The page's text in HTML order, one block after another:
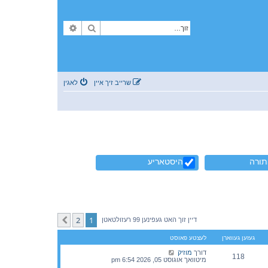
זוך
לאגין שרייב זיך איין
היסטאריע
דיין זוך האט געפינען 99 רעזולטאטן 1
2
קומענדיגע
געזען געווארן לעצטע פאוסט
118 דורך מוזיק
מיטוואך אוגוסט 05, 2026 6:54 pm